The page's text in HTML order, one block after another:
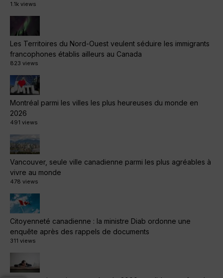
1.1k views
Les Territoires du Nord-Ouest veulent séduire les immigrants
francophones établis ailleurs au Canada
823 views
Montréal parmi les villes les plus heureuses du monde en
2026
491 views
Vancouver, seule ville canadienne parmi les plus agréables à
vivre au monde
478 views
Citoyenneté canadienne : la ministre Diab ordonne une
enquête après des rappels de documents
311 views